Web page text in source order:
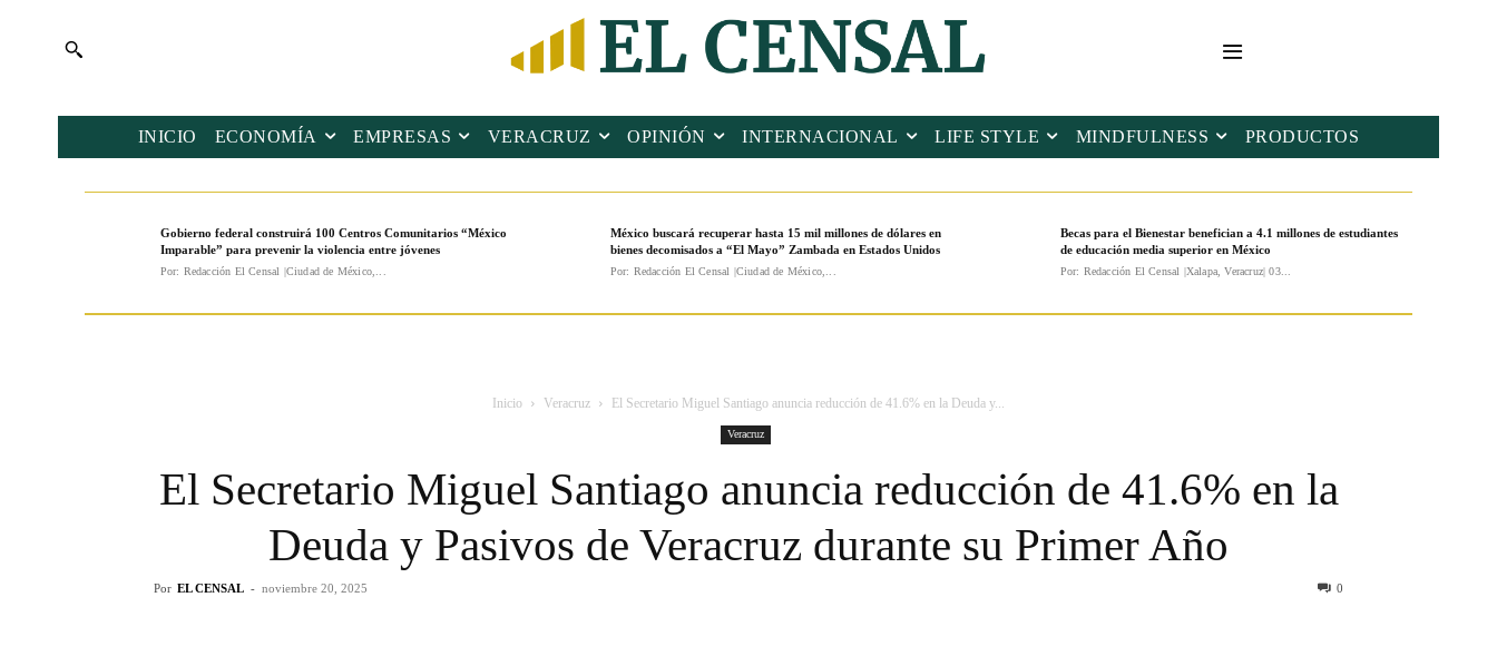
INICIO ECONOMÍA EMPRESAS VERACRUZ OPINIÓN INTERNACIONAL LIFE STYLE MINDFULNESS PRODUCTOS
Gobierno federal construirá 100 Centros Comunitarios “México
Imparable” para prevenir la violencia entre jóvenes
Por: Redacción El Censal |Ciudad de México,...
México buscará recuperar hasta 15 mil millones de dólares en
bienes decomisados a “El Mayo” Zambada en Estados Unidos
Por: Redacción El Censal |Ciudad de México,...
Becas para el Bienestar benefician a 4.1 millones de estudiantes
de educación media superior en México
Por: Redacción El Censal |Xalapa, Veracruz| 03...
Inicio Veracruz El Secretario Miguel Santiago anuncia reducción de 41.6% en la Deuda y...
Veracruz
El Secretario Miguel Santiago anuncia reducción de 41.6% en la
Deuda y Pasivos de Veracruz durante su Primer Año
Por EL CENSAL - noviembre 20, 2025 0